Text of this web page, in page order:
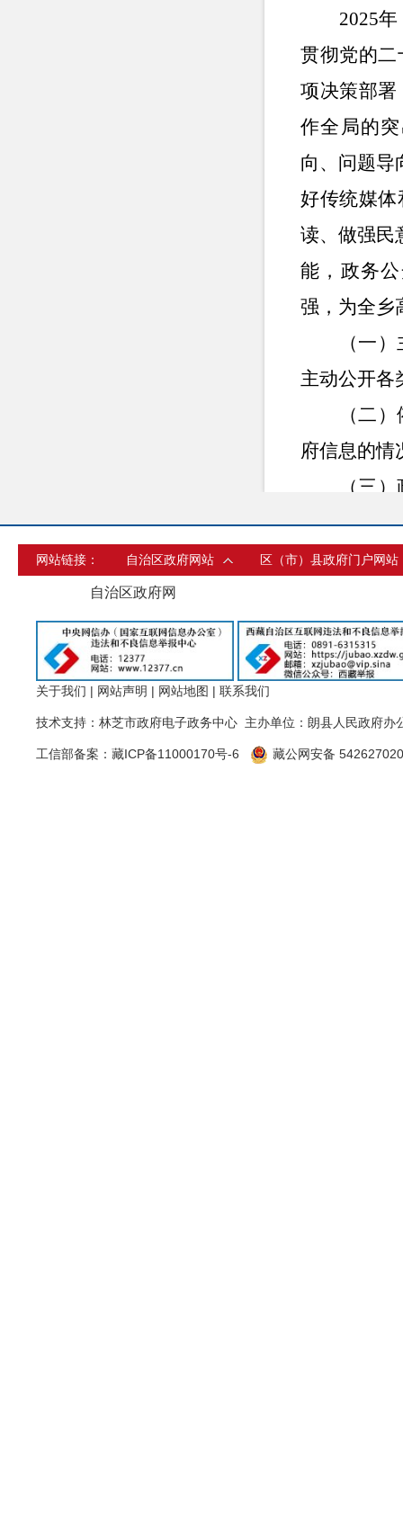
2025
贯彻党的
项决策部
作全局的
向、问题导
好传统媒
读、做强民
能，政务
强，为全乡
（一
主动公开各
（二
府信息的情
（三
求及时维护
报送相关数
阵，既用
类传播渠道
网站链接： 自治区政府网站 区（市）县政府门户网站
自治区政府网
关于我们 | 网站声明 | 网站地图 | 联系我们
技术支持：林芝市政府电子政务中心 主办单位：朗县人民政府办
工信部备案： 藏ICP备11000170号-6 藏公网安备